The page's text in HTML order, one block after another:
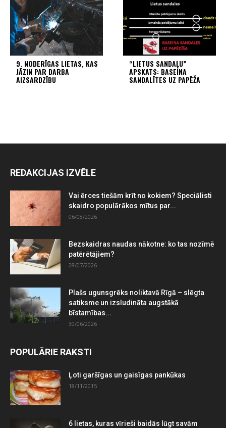
9. NODERĪGAS LIETAS, KAS
JĀZIN PAR DARBA
AIZSARDZĪBU
“LIETUS SANDAĻU”
APSKATS: BASEINA
SANDALĪTES UZ PAPĒŽA
REDAKCIJAS IZVĒLE
Vai ērces tiešām krīt no kokiem? Speciālisti
skaidro populārākos mītus par...
06/08/2026
Bezskaidras naudas nākotne: ko tas nozīmē
patērētājiem?
28/07/2026
Plašs ugunsgrēks noliktavā Rīgā – slēgta
satiksme un izsludināta augstākā
bīstamības...
30/06/2026
POPULĀRIE RAKSTI
Ļoti garšīgas un gaisīgas pankūkas
18/11/2015
6 lietas, kuras vīrieši baidās lūgt savām